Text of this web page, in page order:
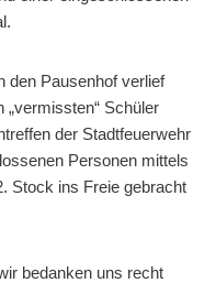
den Pausenhof verlief
„vermissten“ Schüler
der Stadtfeuerwehr
Personen mittels
Stock ins Freie gebracht
bedanken uns recht